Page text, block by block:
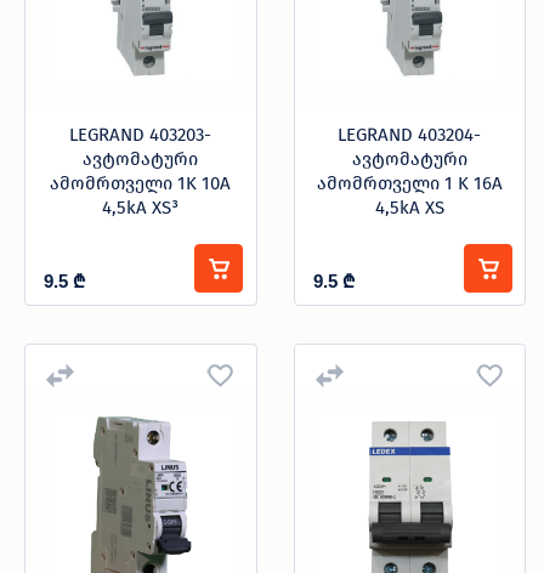
LEGRAND 403203-
ავტომატური
ამომრთველი 1K 10A
4,5kA XS³
9.5 ₾
LEGRAND 403204-
ავტომატური
ამომრთველი 1 K 16A
4,5kA XS
9.5 ₾